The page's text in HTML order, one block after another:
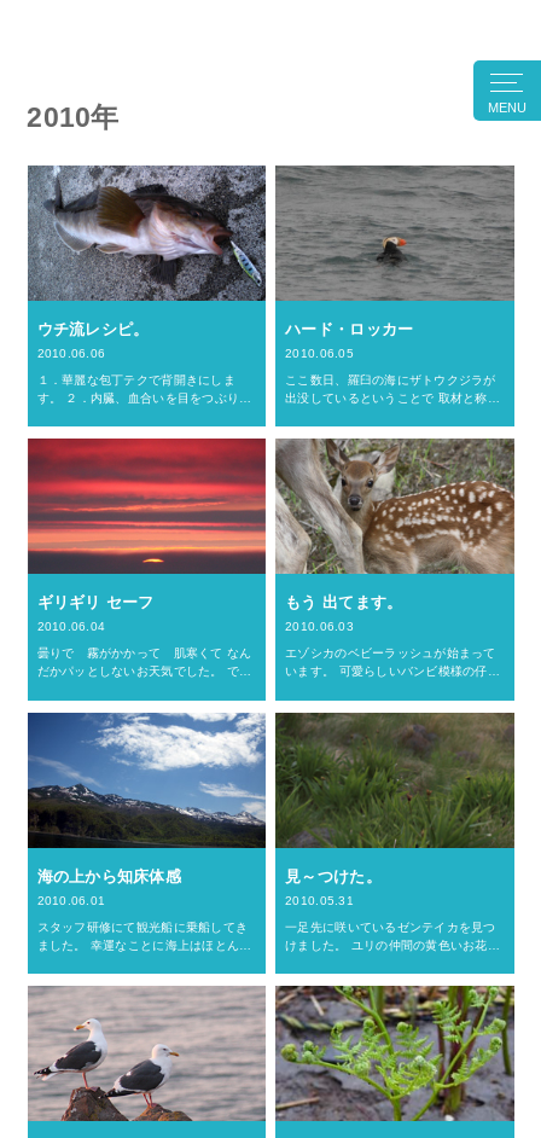
2010年
ウチ流レシピ。
2010.06.06
１．華麗な包丁テクで背開きにしま
す。 ２．内臓、血合いを目をつぶりな
頃合いで塩水から天日干しへ。 ５．気
が付けばホッケの開きの出…
ハード・ロッカー
2010.06.05
ここ数日、羅臼の海にザトウクジラが
出没しているということで 取材と称し
ンクな髪（？）型。 ワタシはあなたに
ずっと会いたかったの。…
ギリギリ セーフ
2010.06.04
曇りで 霧がかかって 肌寒くて なん
だかパッとしないお天気でした。 です
日。 分厚い雲があったからこそ いろん
な色が積み重なって …
もう 出てます。
2010.06.03
エゾシカのベビーラッシュが始まって
います。 可愛らしいバンビ模様の仔ジ
多発！！ 産まれたての仔ジカは、立っ
て歩けるように なるま…
海の上から知床体感
2010.06.01
スタッフ研修にて観光船に乗船してき
ました。 幸運なことに海上はほとんど
く美しい山並みを堪能することができ
ました。 運が良ければ船上か…
見～つけた。
2010.05.31
一足先に咲いているゼンテイカを見つ
けました。 ユリの仲間の黄色いお花で
にもハマナスやヒオウギアヤメが咲く
の を今か今かと待ち構…
MENU